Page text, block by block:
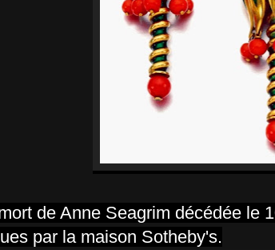
de Anne Seagrim décédée le
par la maison Sotheby's.